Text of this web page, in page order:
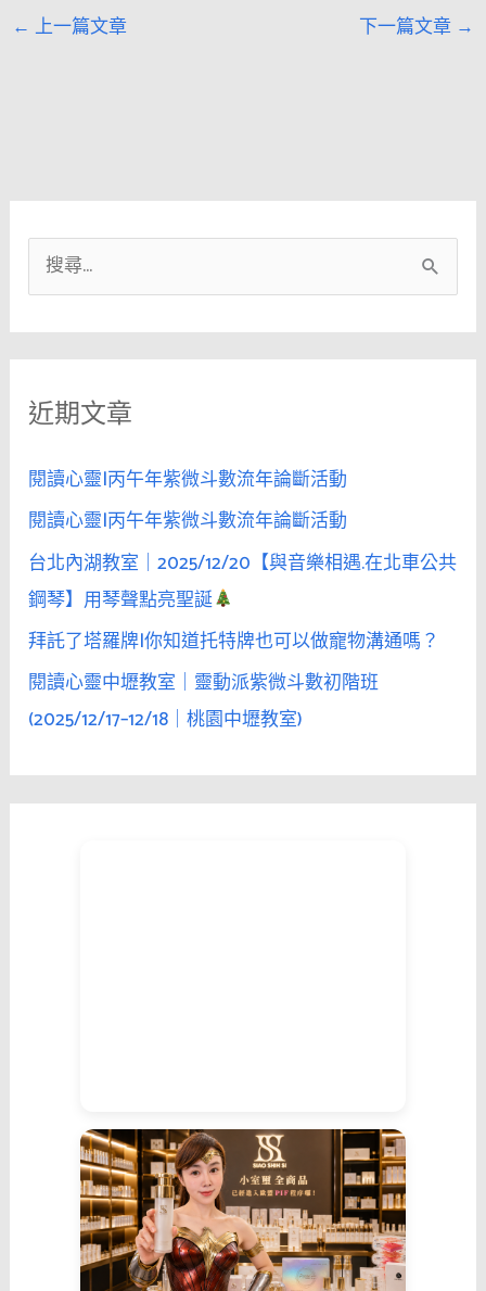
← 上一篇文章 下一篇文章 →
尋
關
字
近期文章
閱讀心靈|丙午年紫微斗數流年論斷活動
閱讀心靈|丙午年紫微斗數流年論斷活動
台北內湖教室｜2025/12/20【與音樂相遇.在北車公共
鋼琴】用琴聲點亮聖誕
拜託了塔羅牌|你知道托特牌也可以做寵物溝通嗎？
閱讀心靈中壢教室｜靈動派紫微斗數初階班
(2025/12/17–12/18｜桃園中壢教室)